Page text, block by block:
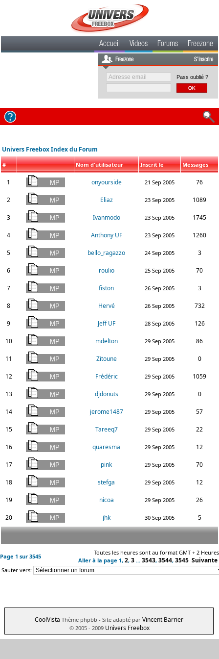
Accueil Videos Forums Freezone
Freezone S'inscrire
Pass oublié ?
Univers Freebox Index du Forum
# Nom d'utilisateur Inscrit le Messages
1 onyourside 21 Sep 2005 76
2 Eliaz 23 Sep 2005 1089
3 Ivanmodo 23 Sep 2005 1745
4 Anthony UF 23 Sep 2005 1260
5 bello_ragazzo 24 Sep 2005 3
6 roulio 25 Sep 2005 70
7 fiston 26 Sep 2005 3
8 Hervé 26 Sep 2005 732
9 Jeff UF 28 Sep 2005 126
10 mdelton 29 Sep 2005 86
11 Zitoune 29 Sep 2005 0
12 Frédéric 29 Sep 2005 1059
13 djdonuts 29 Sep 2005 0
14 jerome1487 29 Sep 2005 57
15 Tareeq7 29 Sep 2005 22
16 quaresma 29 Sep 2005 12
17 pink 29 Sep 2005 70
18 stefga 29 Sep 2005 12
19 nicoa 29 Sep 2005 26
20 jhk 30 Sep 2005 5
Page 1 sur 3545
Toutes les heures sont au format GMT + 2 Heures
Aller à la page 1, 2, 3 ... 3543, 3544, 3545 Suivante
Sauter vers:
CoolVista Thème phpbb - Site adapté par Vincent Barrier
© 2005 - 2009 Univers Freebox